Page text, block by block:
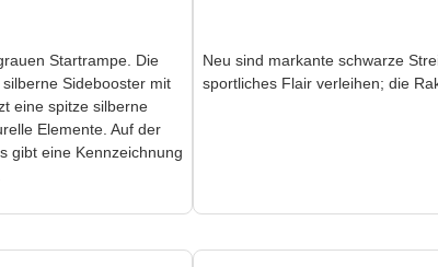
Startrampe. Die
Sidebooster mit
eine spitze silberne
Elemente. Auf der
gibt eine Kennzeichnung
Neu sind markante schwarze
sportliches Flair verleihen; die